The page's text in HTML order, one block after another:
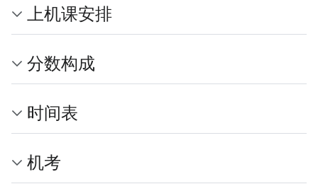
上机课安排
分数构成
时间表
机考